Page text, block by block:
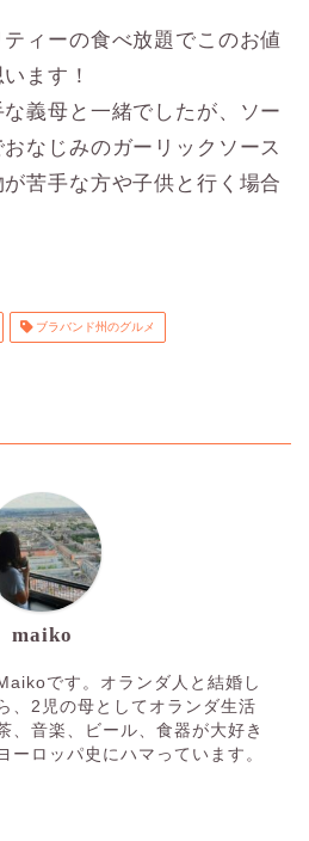
ィーの食べ放題でこのお値
ます！
義母と一緒でしたが、ソー
なじみのガーリックソース
苦手な方や子供と行く場合
ブラバンド州のグルメ
maiko
です。オランダ人と結婚し
、2児の母としてオランダ生活
、音楽、ビール、食器が大好き
ーロッパ史にハマっています。